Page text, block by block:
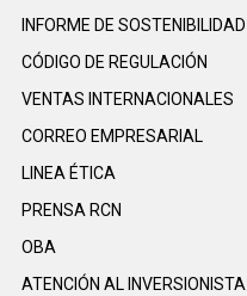
INFORME DE SOSTENIBILIDAD
CÓDIGO DE REGULACIÓN
VENTAS INTERNACIONALES
CORREO EMPRESARIAL
LINEA ÉTICA
PRENSA RCN
OBA
ATENCIÓN AL INVERSIONISTA